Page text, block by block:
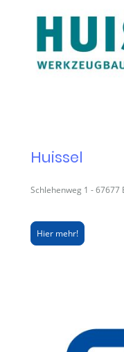
Huissel
Schlehenweg 1 -
Hier mehr!